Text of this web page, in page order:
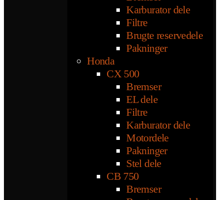
Karburator dele
Filtre
Brugte reservedele
Pakninger
Honda
CX 500
Bremser
EL dele
Filtre
Karburator dele
Motordele
Pakninger
Stel dele
CB 750
Bremser